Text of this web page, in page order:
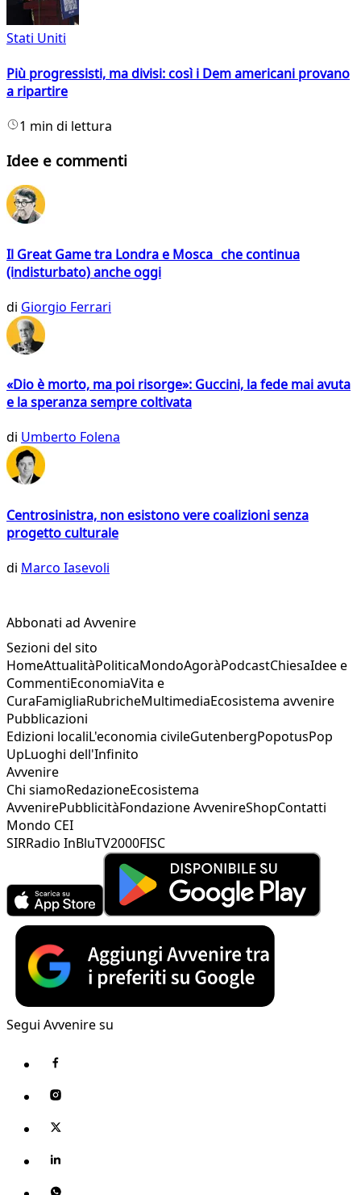
Stati Uniti
Più progressisti, ma divisi: così i Dem americani provano
a ripartire
1 min di lettura
Idee e commenti
Il Great Game tra Londra e Mosca che continua
(indisturbato) anche oggi
di Giorgio Ferrari
«Dio è morto, ma poi risorge»: Guccini, la fede mai avuta
e la speranza sempre coltivata
di Umberto Folena
Centrosinistra, non esistono vere coalizioni senza
progetto culturale
di Marco Iasevoli
Abbonati ad Avvenire
Sezioni del sito
HomeAttualitàPoliticaMondoAgoràPodcastChiesaIdee e
CommentiEconomiaVita e
CuraFamigliaRubricheMultimediaEcosistema avvenire
Pubblicazioni
Edizioni localiL'economia civileGutenbergPopotusPop
UpLuoghi dell'Infinito
Avvenire
Chi siamoRedazioneEcosistema
AvvenirePubblicitàFondazione AvvenireShopContatti
Mondo CEI
SIRRadio InBluTV2000FISC
Segui Avvenire su